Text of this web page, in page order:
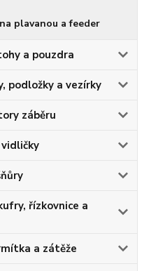
plavanou a feeder
a pouzdra
podložky a vezírky
záběru
řízkovnice a
a zátěže